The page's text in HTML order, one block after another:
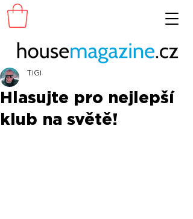
Hlasujte pro nejlepší
klub na světě!
TiGi